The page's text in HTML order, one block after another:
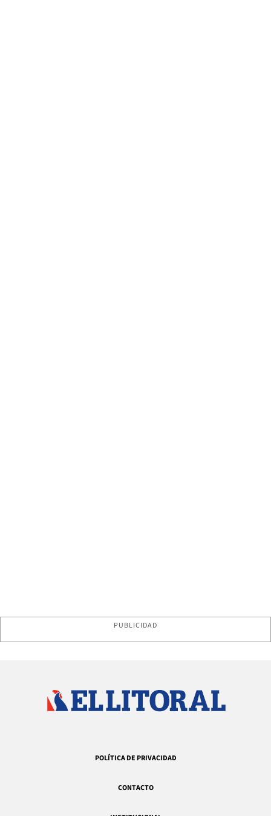
PUBLICIDAD
POLÍTICA DE PRIVACIDAD
CONTACTO